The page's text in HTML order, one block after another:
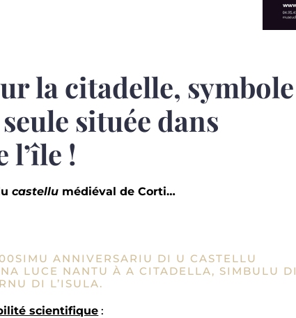
la citadelle, symbole
située dans
l’île !
castellu médiéval de Corti…
ANNIVERSARIU DI U CASTELLU
LUCE NANTU À A CITADELLA, SIMBULU DI
DI L’ISULA.
scientifique :